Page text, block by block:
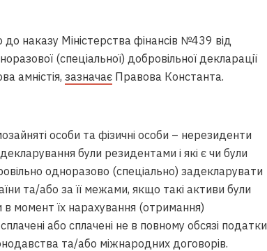
наказу Міністерства фінансів №439 від
(спеціальної) добровільної декларації
амністія, зазначає Правова Константа.
особи та фізичні особи – нерезиденти
були резидентами і які є чи були
одноразово (спеціально) задекларувати
та/або за її межами, якщо такі активи були
в момент їх нарахування (отримання)
або сплачені не в повному обсязі податки
та/або міжнародних договорів.